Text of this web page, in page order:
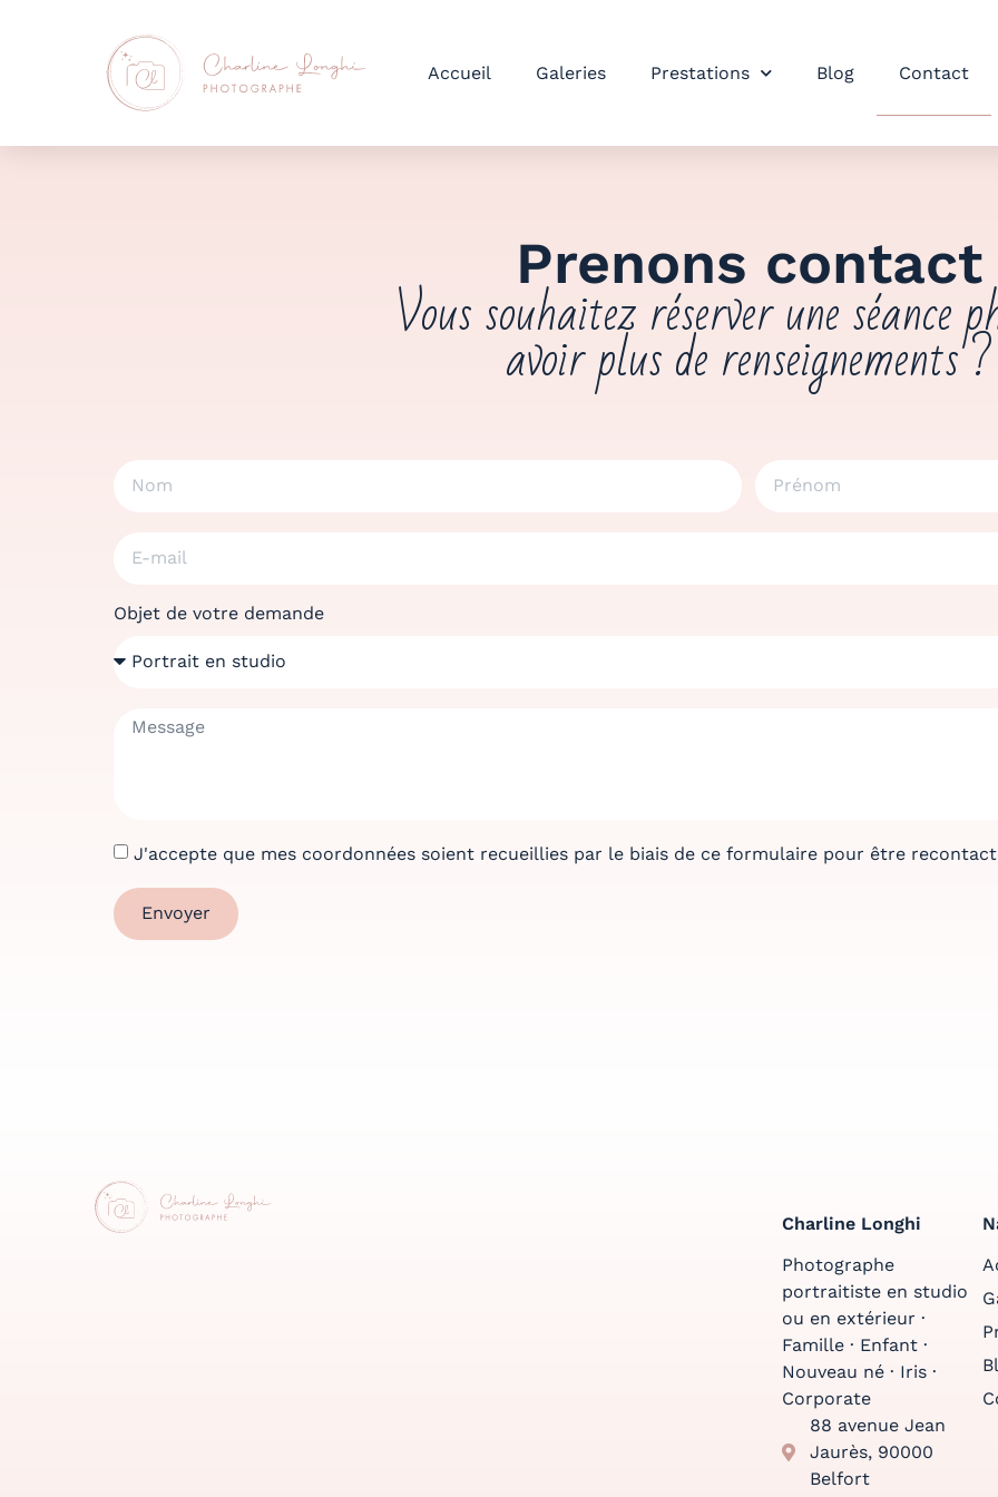
Accueil Galeries Prestations Blog Contact
Prenons contact
Vous souhaitez réserver une séance
avoir plus de renseignements ?
Objet de votre demande
J'accepte que mes coordonnées soient recueillies par le biais de ce formulaire pour être
Envoyer
Charline Longhi
Photographe
portraitiste en studio
ou en extérieur ·
Famille · Enfant ·
Nouveau né · Iris ·
Corporate
88 avenue Jean
Jaurès, 90000
Belfort